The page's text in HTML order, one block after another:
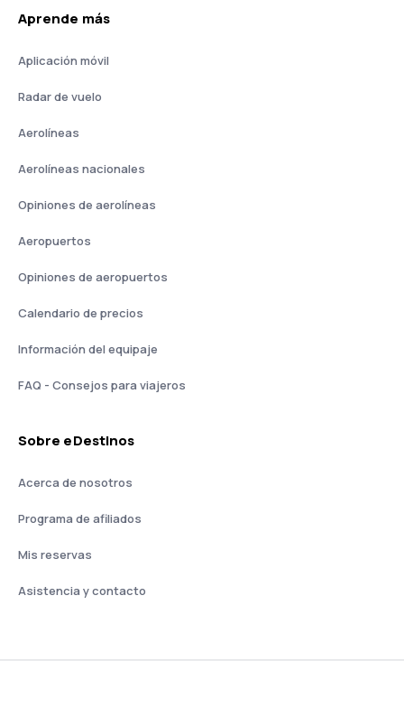
Aprende más
Aplicación móvil
Radar de vuelo
Aerolíneas
Aerolíneas nacionales
Opiniones de aerolíneas
Aeropuertos
Opiniones de aeropuertos
Calendario de precios
Información del equipaje
FAQ - Consejos para viajeros
Sobre eDestinos
Acerca de nosotros
Programa de afiliados
Mis reservas
Asistencia y contacto